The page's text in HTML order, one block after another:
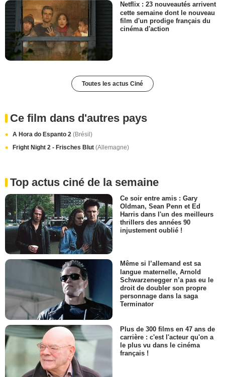
Netflix : 23 nouveautés arrivent
cette semaine dont le nouveau
film d'un prodige français du
cinéma d'action
Toutes les actus Ciné
Ce film dans d'autres pays
A Hora do Espanto 2 (Brésil)
Fright Night 2 - Frisches Blut (Allemagne)
Top actus ciné de la semaine
Ce soir entre amis : Gary
Oldman, Sean Penn et Ed
Harris dans l'un des meilleurs
thrillers des années 90
injustement oublié !
Même si l’allemand est sa
langue maternelle, Arnold
Schwarzenegger n’a pas eu le
droit de doubler son propre
personnage dans la saga
Terminator
Plus de 300 films en 47 ans de
carrière : c'est l'acteur qu'on a
le plus vu dans le cinéma
français !